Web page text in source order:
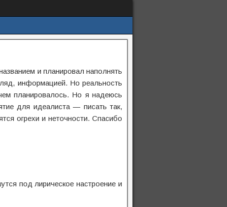
и планировал наполнять
информацией. Но реальность
планировалось. Но я надеюсь
для идеалиста — писать так,
огрехи и неточности. Спасибо
под лирическое настроение и